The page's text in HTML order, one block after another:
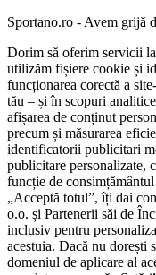
Sportano.ro - Avem grijă
Dorim să oferim servicii
utilizăm fișiere cookie și
funcționarea corectă a
tău – și în scopuri
afișarea de conținut
precum și măsurarea
identificatorii publicitari
publicitare personalizate,
funcție de
„Acceptă totul”, îți dai
o.o. și Partenerii săi de
inclusiv pentru
acestuia. Dacă nu dorești
domeniul de aplicare al